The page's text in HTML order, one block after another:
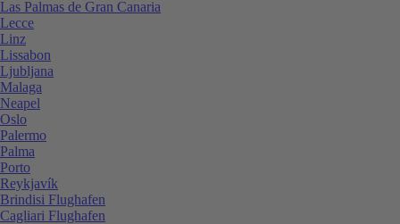
Las Palmas de Gran Canaria
Lecce
Linz
Lissabon
Ljubljana
Malaga
Neapel
Oslo
Palermo
Palma
Porto
Reykjavík
Brindisi Flughafen
Cagliari Flughafen